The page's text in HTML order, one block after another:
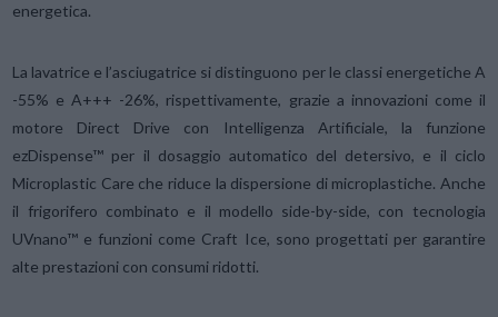
energetica.
La lavatrice e l’asciugatrice si distinguono per le classi energetiche A
-55% e A+++ -26%, rispettivamente, grazie a innovazioni come il
motore Direct Drive con Intelligenza Artificiale, la funzione
ezDispense™ per il dosaggio automatico del detersivo, e il ciclo
Microplastic Care che riduce la dispersione di microplastiche. Anche
il frigorifero combinato e il modello side-by-side, con tecnologia
UVnano™ e funzioni come Craft Ice, sono progettati per garantire
alte prestazioni con consumi ridotti.